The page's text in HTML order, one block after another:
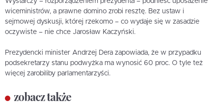
wiceministrów, a prawne domino zrobi resztę. Bez ustaw i
sejmowej dyskusji, której rzekomo – co wydaje się w zasadzie
oczywiste – nie chce Jarosław Kaczyński.
Prezydencki minister Andrzej Dera zapowiada, że w przypadku
podsekretarzy stanu podwyżka ma wynosić 60 proc. O tyle też
więcej zarobiliby parlamentarzyści.
zobacz także